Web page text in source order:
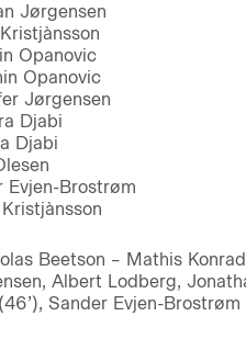
Jørgensen
Opanovic
Opanovic
Jørgensen
Djabi
Djabi
Evjen-Brostrøm
Beetson – Mathis
Albert Lodberg,
Sander Evjen-